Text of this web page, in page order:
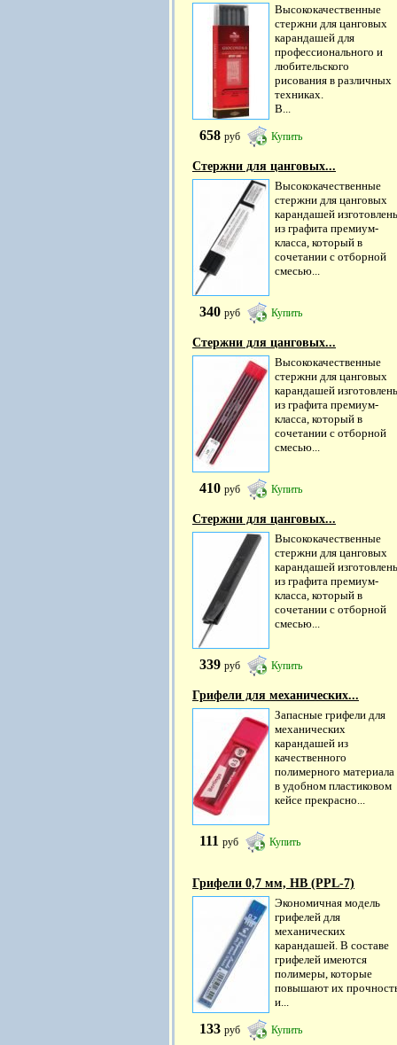
Высококачественные
стержни для цанговых
карандашей для
профессионального и
любительского
рисования в различных
техниках.
В...
658 руб Купить
Стержни для цанговых...
Высококачественные
стержни для цанговых
карандашей
из графита премиум-
класса, который в
сочетании с отборной
смесью...
340 руб Купить
Стержни для цанговых...
Высококачественные
стержни для цанговых
карандашей
из графита премиум-
класса, который в
сочетании с отборной
смесью...
410 руб Купить
Стержни для цанговых...
Высококачественные
стержни для цанговых
карандашей
из графита премиум-
класса, который в
сочетании с отборной
смесью...
339 руб Купить
Грифели для механических...
Запасные грифели для
механических
карандашей из
качественного
полимерного материала
в удобном пластиковом
кейсе прекрасно...
111 руб Купить
Грифели 0,7 мм, HB (PPL-7)
Экономичная модель
грифелей для
механических
карандашей. В составе
грифелей имеются
полимеры, которые
повышают их
и...
133 руб Купить